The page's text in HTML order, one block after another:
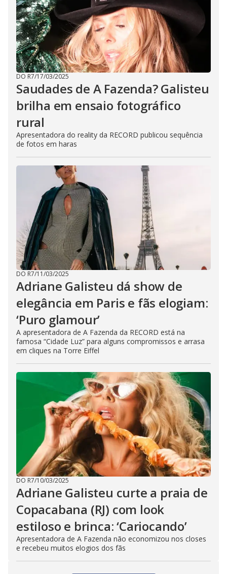
DO R7/17/03/2025
Saudades de A Fazenda? Galisteu
brilha em ensaio fotográfico
rural
Apresentadora do reality da RECORD publicou sequência
de fotos em haras
DO R7/11/03/2025
Adriane Galisteu dá show de
elegância em Paris e fãs elogiam:
‘Puro glamour’
A apresentadora de A Fazenda da RECORD está na
famosa “Cidade Luz” para alguns compromissos e arrasa
em cliques na Torre Eiffel
DO R7/10/03/2025
Adriane Galisteu curte a praia de
Copacabana (RJ) com look
estiloso e brinca: ‘Cariocando’
Apresentadora de A Fazenda não economizou nos closes
e recebeu muitos elogios dos fãs